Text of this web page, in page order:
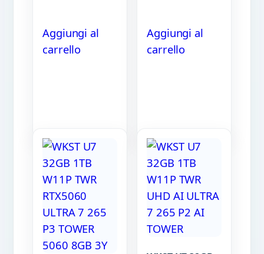
Aggiungi al
carrello
Aggiungi al
carrello